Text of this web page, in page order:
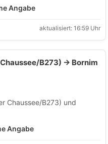
Angabe
aktualisiert: 16:59 Uhr
B273) → Bornim
Chaussee/B273) und
Angabe